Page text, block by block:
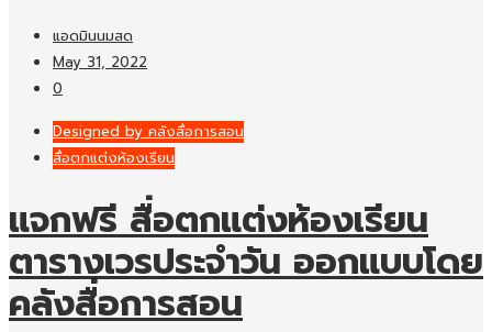
แอดมินนมสด
May 31, 2022
0
Designed by คลังสื่อการสอน
สื่อตกแต่งห้องเรียน
แจกฟรี สื่อตกแต่งห้องเรียน
ตารางเวรประจำวัน ออกแบบโดย
คลังสื่อการสอน